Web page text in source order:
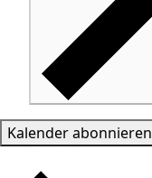
Kalender abonnieren